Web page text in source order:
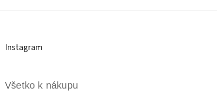
á
Instagram
Všetko k nákupu